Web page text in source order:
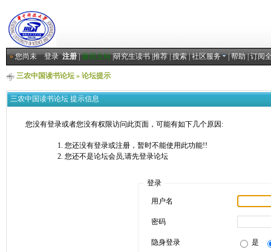
»您尚未登录 注册|返回主站|研究生读书|推荐|搜索|社区服务 |帮助|订阅
三农中国读书论坛» 论坛提示
三农中国读书论坛 提示信息
您没有登录或者您没有权限访问此页面，可能有如下几个原因:
您还没有登录或注册，暂时不能使用此功能!!
您还不是论坛会员,请先登录论坛
登录
用户名
密码
隐身登录 是